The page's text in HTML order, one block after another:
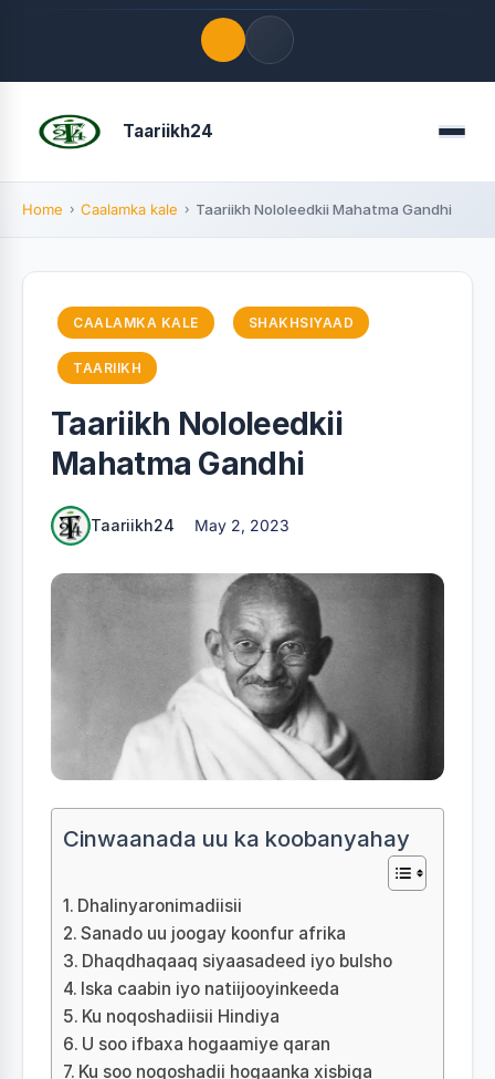
Quick Links Taariikh24 Menu
Home Caalamka kale Taariikh Nololeedkii Mahatma Gandhi
CAALAMKA KALE SHAKHSIYAAD
TAARIIKH
Taariikh Nololeedkii
Mahatma Gandhi
Taariikh24 May 2, 2023
Cinwaanada uu ka koobanyahay
Dhalinyaronimadiisii
Sanado uu joogay koonfur afrika
Dhaqdhaqaaq siyaasadeed iyo bulsho
Iska caabin iyo natiijooyinkeeda
Ku noqoshadiisii Hindiya
U soo ifbaxa hogaamiye qaran
Ku soo noqoshadii hogaanka xisbiga